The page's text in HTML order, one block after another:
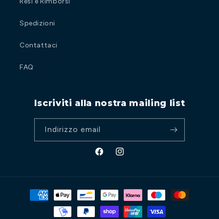
Spedizioni
Contattaci
FAQ
Iscriviti alla nostra mailing list
Indirizzo email
FacebookInstagram
Metodi
pagamento